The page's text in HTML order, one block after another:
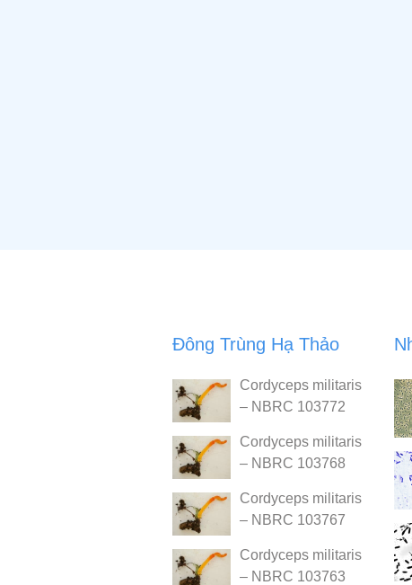
Đông Trùng Hạ Thảo
Cordyceps militaris
– NBRC 103772
Cordyceps militaris
– NBRC 103768
Cordyceps militaris
– NBRC 103767
Cordyceps militaris
– NBRC 103763